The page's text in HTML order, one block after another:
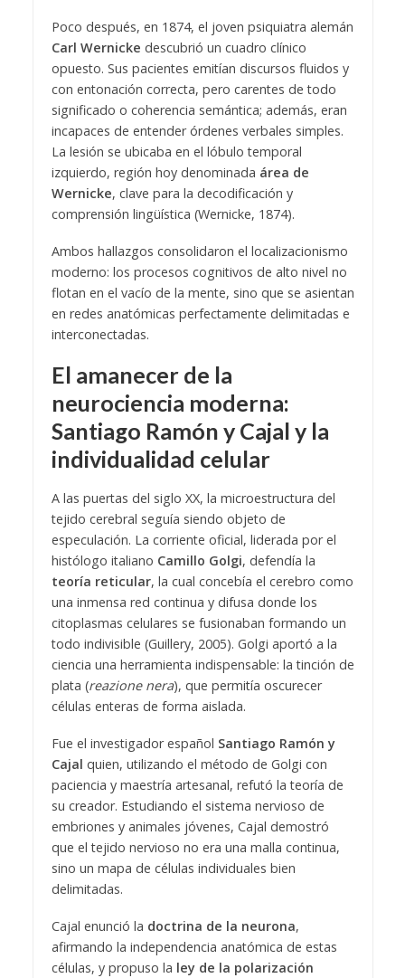
Poco después, en 1874, el joven psiquiatra alemán
Carl Wernicke descubrió un cuadro clínico
opuesto. Sus pacientes emitían discursos fluidos y
con entonación correcta, pero carentes de todo
significado o coherencia semántica; además, eran
incapaces de entender órdenes verbales simples.
La lesión se ubicaba en el lóbulo temporal
izquierdo, región hoy denominada área de
Wernicke, clave para la decodificación y
comprensión lingüística (Wernicke, 1874).
Ambos hallazgos consolidaron el localizacionismo
moderno: los procesos cognitivos de alto nivel no
flotan en el vacío de la mente, sino que se asientan
en redes anatómicas perfectamente delimitadas e
interconectadas.
El amanecer de la
neurociencia moderna:
Santiago Ramón y Cajal y la
individualidad celular
A las puertas del siglo XX, la microestructura del
tejido cerebral seguía siendo objeto de
especulación. La corriente oficial, liderada por el
histólogo italiano Camillo Golgi, defendía la
teoría reticular, la cual concebía el cerebro como
una inmensa red continua y difusa donde los
citoplasmas celulares se fusionaban formando un
todo indivisible (Guillery, 2005). Golgi aportó a la
ciencia una herramienta indispensable: la tinción de
plata (reazione nera), que permitía oscurecer
células enteras de forma aislada.
Fue el investigador español Santiago Ramón y
Cajal quien, utilizando el método de Golgi con
paciencia y maestría artesanal, refutó la teoría de
su creador. Estudiando el sistema nervioso de
embriones y animales jóvenes, Cajal demostró
que el tejido nervioso no era una malla continua,
sino un mapa de células individuales bien
delimitadas.
Cajal enunció la doctrina de la neurona,
afirmando la independencia anatómica de estas
células, y propuso la ley de la polarización